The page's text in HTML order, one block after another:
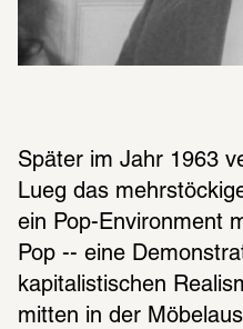
Später im Jahr 1963
Lueg das
ein Pop-Environment
Pop -- eine
kapitalistischen
mitten in der